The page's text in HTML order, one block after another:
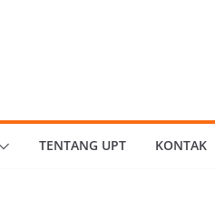
TENTANG UPT KONTAK